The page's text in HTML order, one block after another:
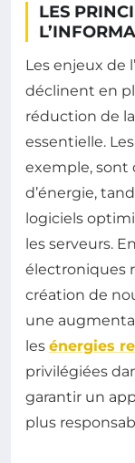
LES
Les enjeux de
déclinent en
réduction de la
essentielle.
exemple, sont
d’énergie,
logiciels
les serveurs.
électroniques
création de
une
les énergies
privilégiées
garantir un
plus